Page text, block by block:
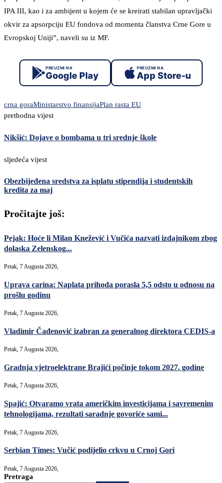
IPA III, kao i za ambijent u kojem će se kreirati stabilan upravljački
okvir za apsorpciju EU fondova od momenta članstva Crne Gore u
Evropskoj Uniji”, naveli su iz MF.
PREUZMI NA
Google Play
PREUZMI NA
App Store-u
crna goraMinistarstvo finansijaPlan rasta EU
prethodna vijest
Nikšić: Dojave o bombama u tri srednje škole
sljedeća vijest
Obezbijeđena sredstva za isplatu stipendija i studentskih
kredita za maj
Pročitajte još:
Pejak: Hoće li Milan Knežević i Vučića nazvati izdajnikom zbog
dolaska Zelenskog...
Petak, 7 Augusta 2026,
Uprava carina: Naplata prihoda porasla 5,5 odsto u odnosu na
prošlu godinu
Petak, 7 Augusta 2026,
Vladimir Čađenović izabran za generalnog direktora CEDIS-a
Petak, 7 Augusta 2026,
Gradnja vjetroelektrane Brajići počinje tokom 2027. godine
Petak, 7 Augusta 2026,
Spajić: Otvaramo vrata američkim investicijama i savremenim
tehnologijama, rezultati saradnje govoriće sami...
Petak, 7 Augusta 2026,
Serbian Times: Vučić podijelio crkvu u Crnoj Gori
Petak, 7 Augusta 2026,
Pretraga